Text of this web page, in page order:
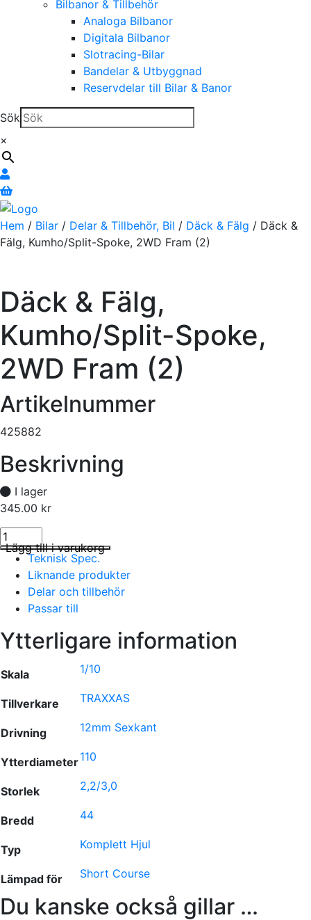
Bilbanor & Tillbehör
Analoga Bilbanor
Digitala Bilbanor
Slotracing-Bilar
Bandelar & Utbyggnad
Reservdelar till Bilar & Banor
Sök
×
Hem / Bilar / Delar & Tillbehör, Bil / Däck & Fälg / Däck &
Fälg, Kumho/Split-Spoke, 2WD Fram (2)
Däck & Fälg,
Kumho/Split-Spoke,
2WD Fram (2)
Artikelnummer
425882
Beskrivning
I lager
345.00 kr
I lager
Däck & Fälg, Kumho/Split-Spoke, 2WD Fram (2) mängd
Lägg till i varukorg
Teknisk Spec.
Liknande produkter
Delar och tillbehör
Passar till
Ytterligare information
Skala 1/10
Tillverkare TRAXXAS
Drivning 12mm Sexkant
Ytterdiameter110
Storlek 2,2/3,0
Bredd 44
Typ Komplett Hjul
Lämpad för Short Course
Du kanske också gillar …